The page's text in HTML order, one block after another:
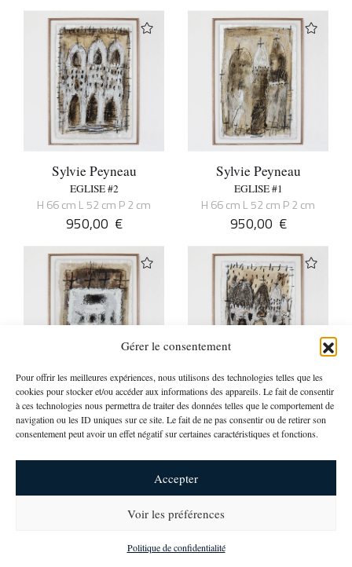
Gérer le consentement
Pour offrir les meilleures expériences, nous utilisons des technologies telles que les
cookies pour stocker et/ou accéder aux informations des appareils. Le fait de consentir
à ces technologies nous permettra de traiter des données telles que le comportement de
navigation ou les ID uniques sur ce site. Le fait de ne pas consentir ou de retirer son
consentement peut avoir un effet négatif sur certaines caractéristiques et fonctions.
Accepter
Voir les préférences
Politique de confidentialité
Sylvie Peyneau
EGLISE #2
H 66 cm L 52 cm P 2 cm
950,00 €
Sylvie Peyneau
EGLISE #1
H 66 cm L 52 cm P 2 cm
950,00 €
Sylvie Peyneau
CONFESSIONS
H 66 cm L 52 cm P 2 cm
950,00€
Sylvie Peyneau
EGLISE #13
H 66 cm L 52 cm P 2 cm
950,00€